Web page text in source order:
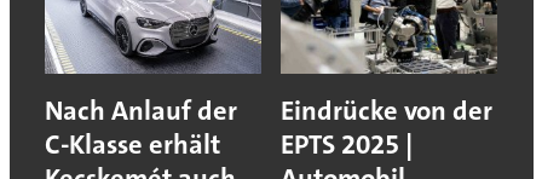
Nach Anlauf der
C-Klasse erhält
Eindrücke von der
EPTS 2025 |